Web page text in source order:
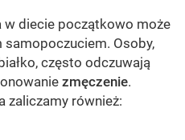
w diecie początkowo może
Osoby,
często odczuwają
zmęczenie.
zaliczamy również: